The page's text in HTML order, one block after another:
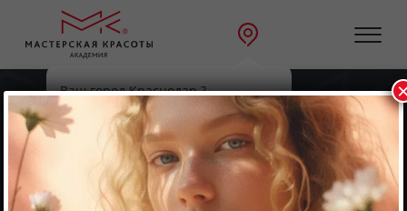
Ваш город Краснодар ?
Выбрать другой
Главная
Направления
Парикмахерское искусство